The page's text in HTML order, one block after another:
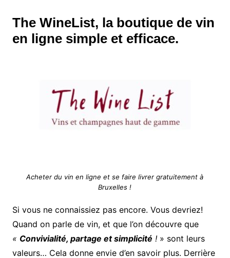
The WineList, la boutique de vin
en ligne simple et efficace.
Acheter du vin en ligne et se faire livrer gratuitement à
Bruxelles !
Si vous ne connaissiez pas encore. Vous devriez!
Quand on parle de vin, et que l’on découvre que
« Convivialité, partage et simplicité !» sont leurs
valeurs… Cela donne envie d’en savoir plus. Derrière